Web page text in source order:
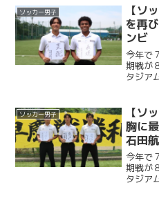
ッチ
ではな
ソッカー男子
【ソ
を再
ンビ
太／
画第
今年で
期戦が
タジア
ッチ
ではな
ソッカー男子
【ソ
胸に
石田
２０
今年で
期戦が
タジア